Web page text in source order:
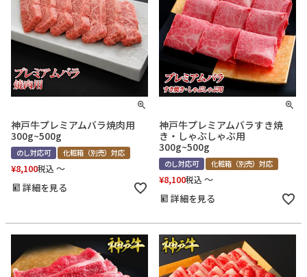
神戸牛プレミアムバラ焼肉用
300g~500g
のし対応可 化粧箱（別売）対応
¥8,100税込 〜
詳細を見る
神戸牛プレミアムバラすき焼
き・しゃぶしゃぶ用
300g~500g
のし対応可 化粧箱（別売）対応
¥8,100税込 〜
詳細を見る